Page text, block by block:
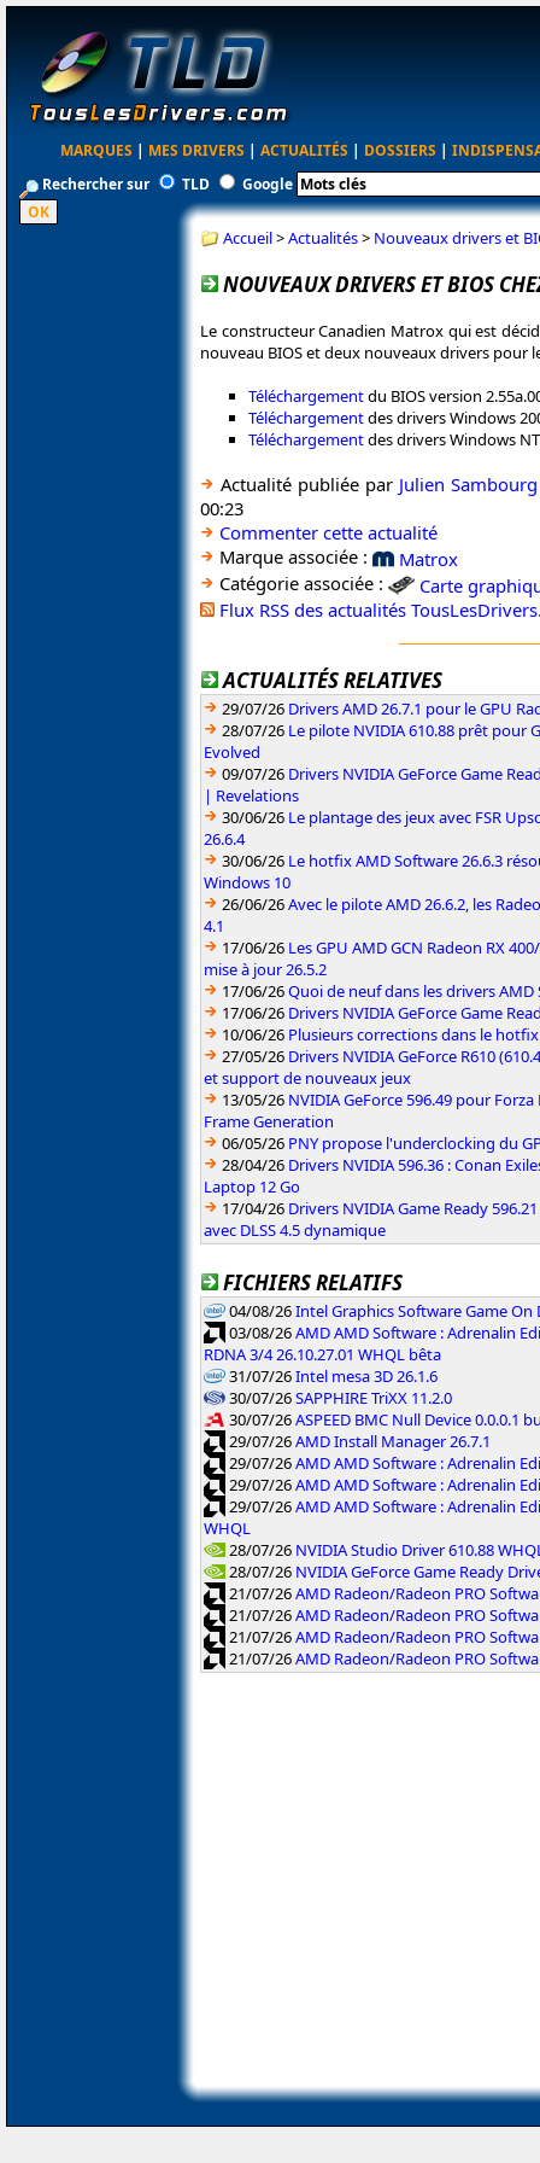
MARQUES | MES DRIVERS | ACTUALITÉS | DOSSIERS |
Rechercher sur
TLD Google
Accueil>Actualités> Nouveaux drivers et
NOUVEAUX DRIVERS ET BIOS
Le constructeur Canadien Matrox qui est
nouveau BIOS et deux nouveaux drivers pour
Téléchargementdu BIOS version
Téléchargementdes drivers Windows
Téléchargementdes drivers Windows
Actualité publiée par Julien Sambourg
00:23
Commenter cette actualité
Marque associée :
Matrox
Catégorie associée :
Carte
Flux RSS des actualités
ACTUALITÉS RELATIVES
29/07/26 Drivers AMD 26.7.1 pour le GPU
28/07/26 Le pilote NVIDIA 610.88 prêt pour
Evolved
09/07/26 Drivers NVIDIA GeForce Game
| Revelations
30/06/26 Le plantage des jeux avec FSR
26.6.4
30/06/26 Le hotfix AMD Software 26.6.3
Windows 10
26/06/26Avec le pilote AMD 26.6.2, les
4.1
17/06/26 Les GPU AMD GCN Radeon RX
mise à jour 26.5.2
17/06/26Quoi de neuf dans les drivers AMD
17/06/26 Drivers NVIDIA GeForce Game
10/06/26 Plusieurs corrections dans le hotfix
27/05/26 Drivers NVIDIA GeForce R610
et support de nouveaux jeux
13/05/26 NVIDIA GeForce 596.49 pour
Frame Generation
06/05/26 PNY propose l'underclocking du
28/04/26 Drivers NVIDIA 596.36 : Conan
Laptop 12 Go
17/04/26 Drivers NVIDIA Game Ready
avec DLSS 4.5 dynamique
FICHIERS RELATIFS
04/08/26Intel Graphics Software Game On
03/08/26AMD AMD Software : Adrenalin
RDNA 3/4 26.10.27.01 WHQL bêta
31/07/26Intel mesa 3D 26.1.6
30/07/26SAPPHIRE TriXX 11.2.0
30/07/26ASPEED BMC Null Device 0.0.0.1
29/07/26AMD Install Manager 26.7.1
29/07/26AMD AMD Software : Adrenalin
29/07/26AMD AMD Software : Adrenalin
29/07/26AMD AMD Software : Adrenalin
WHQL
28/07/26 NVIDIA Studio Driver 610.88
28/07/26 NVIDIA GeForce Game Ready
21/07/26AMD Radeon/Radeon PRO
21/07/26AMD Radeon/Radeon PRO
21/07/26AMD Radeon/Radeon PRO
21/07/26AMD Radeon/Radeon PRO